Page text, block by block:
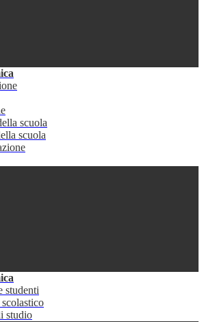
scuola
scuola
studenti
studio